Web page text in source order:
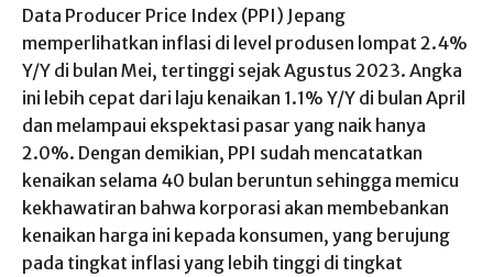
Data Producer Price Index (PPI) Jepang
memperlihatkan inflasi di level produsen lompat 2.4%
Y/Y di bulan Mei, tertinggi sejak Agustus 2023. Angka
ini lebih cepat dari laju kenaikan 1.1% Y/Y di bulan April
dan melampaui ekspektasi pasar yang naik hanya
2.0%. Dengan demikian, PPI sudah mencatatkan
kenaikan selama 40 bulan beruntun sehingga memicu
kekhawatiran bahwa korporasi akan membebankan
kenaikan harga ini kepada konsumen, yang berujung
pada tingkat inflasi yang lebih tinggi di tingkat